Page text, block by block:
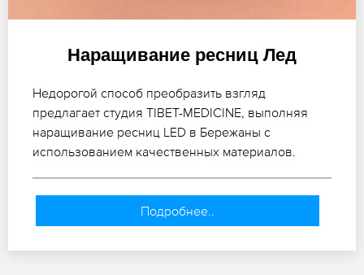
Наращивание ресниц Лед
Недорогой способ преобразить взгляд
предлагает студия TIBET-MEDICINE, выполняя
наращивание ресниц LED в Бережаны с
использованием качественных материалов.
Подробнее..